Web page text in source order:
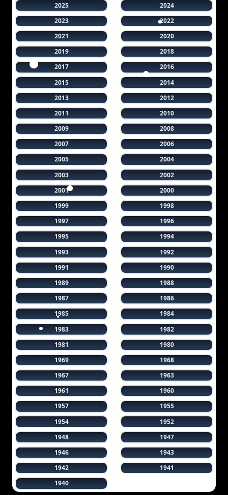
2025
2024
2023
2022
2021
2020
2019
2018
2017
2016
2015
2014
2013
2012
2011
2010
2009
2008
2007
2006
2005
2004
2003
2002
2001
2000
1999
1998
1997
1996
1995
1994
1993
1992
1991
1990
1989
1988
1987
1986
1985
1984
1983
1982
1981
1980
1969
1968
1967
1963
1961
1960
1957
1955
1954
1952
1948
1947
1946
1943
1942
1941
1940